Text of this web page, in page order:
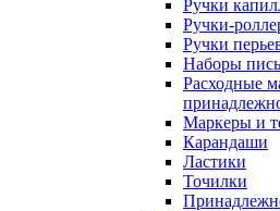
Ручки
Ручки-
Ручки
Наборы
Расходные
Маркеры и
Карандаши
Ластики
Точилки